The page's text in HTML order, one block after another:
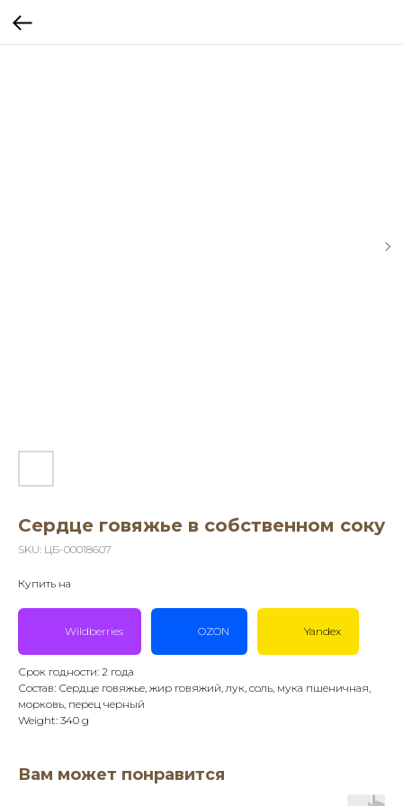
Сердце говяжье в собственном соку
SKU: ЦБ-00018607
Купить на
Wildberries OZON Yandex
Срок годности: 2 года
Состав: Сердце говяжье, жир говяжий, лук, соль, мука пшеничная,
морковь, перец черный
Weight: 340 g
Вам может понравится